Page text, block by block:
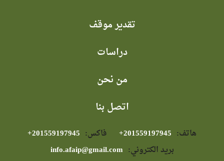
تقدير موقف
دراسات
من نحن
اتصل بنا
هاتف: فاكس:
بريد الكتروني: info.afaip@gmail.com